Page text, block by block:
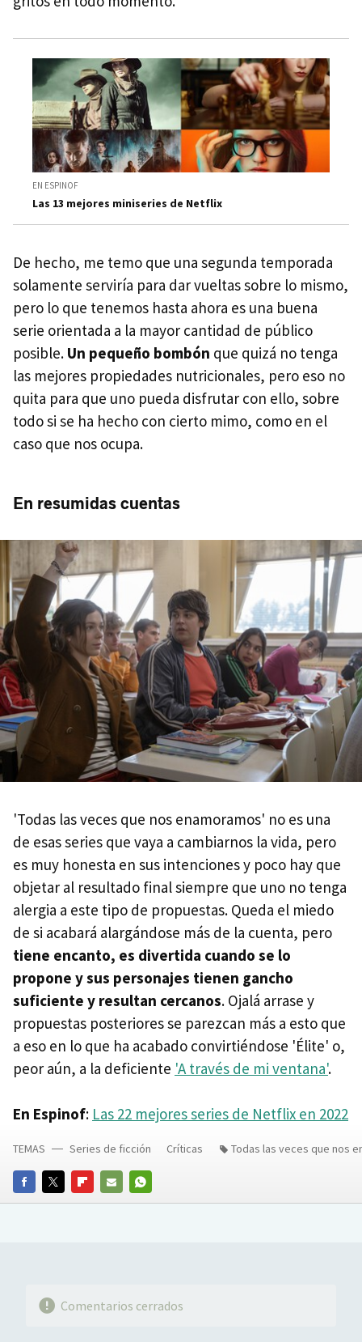
EN ESPINOF
Las 13 mejores miniseries de Netflix
De hecho, me temo que una segunda temporada
solamente serviría para dar vueltas sobre lo mismo,
pero lo que tenemos hasta ahora es una buena
serie orientada a la mayor cantidad de público
posible. Un pequeño bombón que quizá no tenga
las mejores propiedades nutricionales, pero eso no
quita para que uno pueda disfrutar con ello, sobre
todo si se ha hecho con cierto mimo, como en el
caso que nos ocupa.
En resumidas cuentas
'Todas las veces que nos enamoramos' no es una
de esas series que vaya a cambiarnos la vida, pero
es muy honesta en sus intenciones y poco hay que
objetar al resultado final siempre que uno no tenga
alergia a este tipo de propuestas. Queda el miedo
de si acabará alargándose más de la cuenta, pero
tiene encanto, es divertida cuando se lo
propone y sus personajes tienen gancho
suficiente y resultan cercanos. Ojalá arrase y
propuestas posteriores se parezcan más a esto que
a eso en lo que ha acabado convirtiéndose 'Élite' o,
peor aún, a la deficiente 'A través de mi ventana'.
En Espinof: Las 22 mejores series de Netflix en 2022
FACEBOOKTWITTERFLIPBOARD
E-
WHATSAPP
TEMAS Series de ficción Críticas Todas las veces que nos
Comentarios cerrados